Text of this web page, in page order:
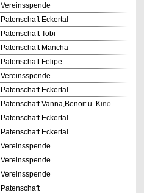
Vereinsspende
Patenschaft Eckertal
Patenschaft Tobi
Patenschaft Mancha
Patenschaft Felipe
Vereinsspende
Patenschaft Eckertal
Patenschaft Vanna,Benoit u. Kino
Patenschaft Eckertal
Patenschaft Eckertal
Vereinsspende
Vereinsspende
Vereinsspende
Patenschaft